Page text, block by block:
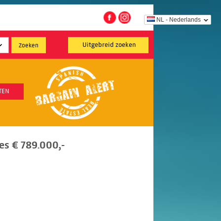
NL - Nederlands
Uitgebreid zoeken
€ 789.000,-